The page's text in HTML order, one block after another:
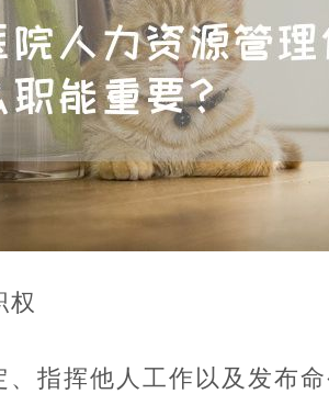
权
、指挥他人工作以及发布